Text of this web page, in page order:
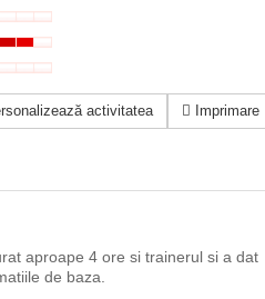
activitatea Imprimare
aproape 4 ore si trainerul si a dat
de baza.